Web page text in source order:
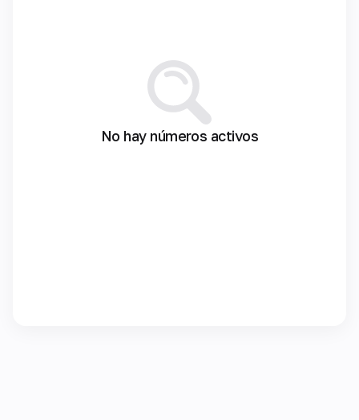
No hay números activos